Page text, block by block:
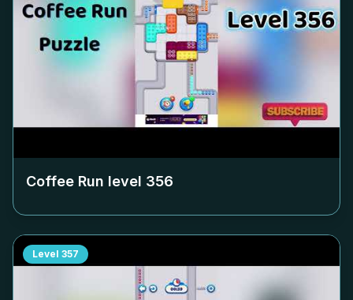
Coffee Run level 356
Level 357